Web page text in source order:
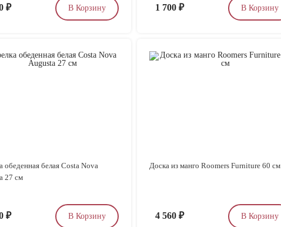
₽ В Корзину 1 700 ₽ В Корзину
обеденная белая Costa Nova
27 см
₽ В Корзину
Доска из манго Roomers Furniture 60 см
4 560 ₽ В Корзину